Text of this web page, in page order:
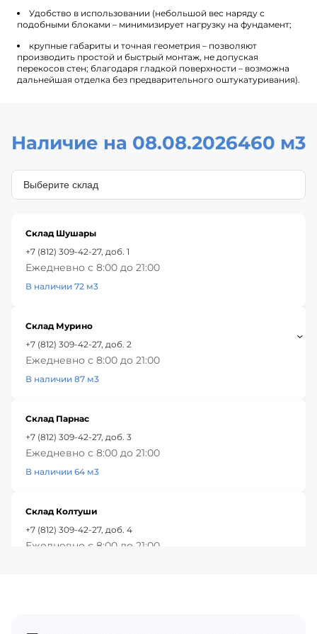
Удобство в использовании (небольшой вес наряду с
подобными блоками – минимизирует нагрузку на фундамент;
крупные габариты и точная геометрия – позволяют
производить простой и быстрый монтаж, не допуская
перекосов стен; благодаря гладкой поверхности – возможна
дальнейшая отделка без предварительного оштукатуривания).
Наличие на 08.08.2026460 м3
Склад Шушары
+7 (812) 309-42-27, доб. 1
Ежедневно с 8:00 до 21:00
В наличии 72 м3
Склад Мурино
+7 (812) 309-42-27, доб. 2
Ежедневно с 8:00 до 21:00
В наличии 87 м3
Склад Парнас
+7 (812) 309-42-27, доб. 3
Ежедневно с 8:00 до 21:00
В наличии 64 м3
Склад Колтуши
+7 (812) 309-42-27, доб. 4
Ежедневно с 8:00 до 21:00